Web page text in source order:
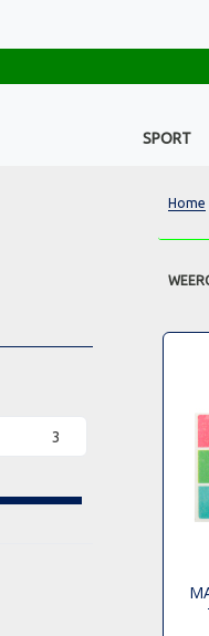
SPORT
Home